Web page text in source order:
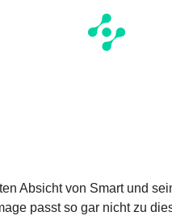
Absicht von Smart und
passt so gar nicht zu